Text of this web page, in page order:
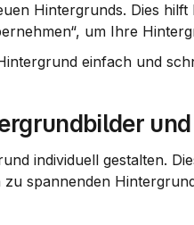
Hintergrunds. Dies
um Ihre
einfach und
individuell gestalten.
spannenden